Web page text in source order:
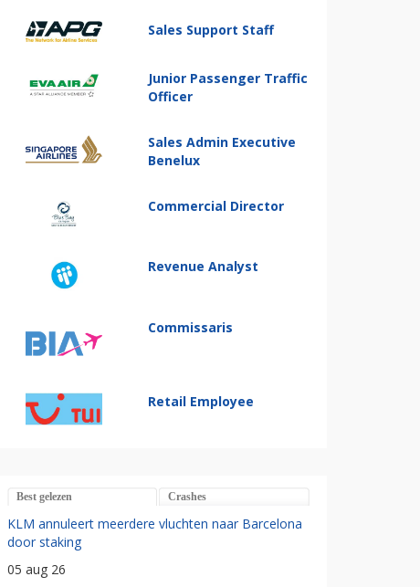
Sales Support Staff
Junior Passenger Traffic
Officer
Sales Admin Executive
Benelux
Commercial Director
Revenue Analyst
Commissaris
Retail Employee
Best gelezen Crashes
KLM annuleert meerdere vluchten naar Barcelona
door staking
05 aug 26